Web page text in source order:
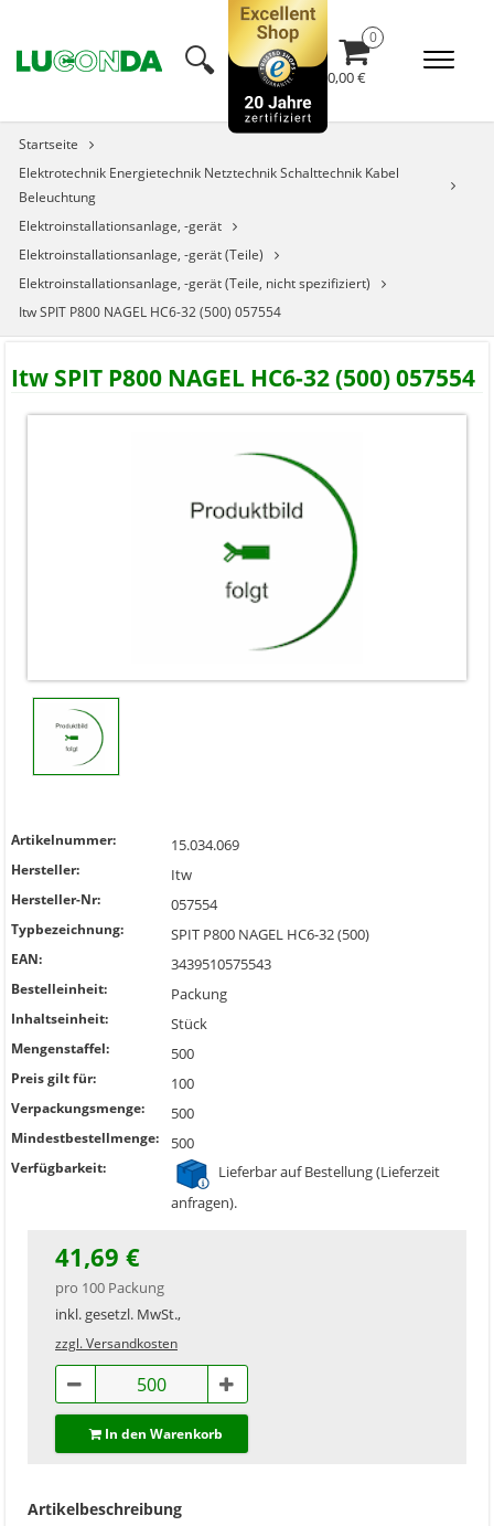
🔍︎ 0,00 €
Startseite
Elektrotechnik Energietechnik Netztechnik Schalttechnik Kabel
Beleuchtung
Elektroinstallationsanlage, -gerät
Elektroinstallationsanlage, -gerät (Teile)
Elektroinstallationsanlage, -gerät (Teile, nicht spezifiziert)
Itw SPIT P800 NAGEL HC6-32 (500) 057554
Itw SPIT P800 NAGEL HC6-32 (500) 057554
Artikelnummer: 15.034.069
Hersteller: Itw
Hersteller-Nr: 057554
Typbezeichnung: SPIT P800 NAGEL HC6-32 (500)
EAN: 3439510575543
Bestelleinheit: Packung
Inhaltseinheit: Stück
Mengenstaffel: 500
Preis gilt für: 100
Verpackungsmenge: 500
Mindestbestellmenge: 500
Verfügbarkeit:
Lieferbar auf Bestellung (Lieferzeit
anfragen).
41,69 €
pro 100 Packung
inkl. gesetzl. MwSt.,
zzgl. Versandkosten
In den Warenkorb
Artikelbeschreibung